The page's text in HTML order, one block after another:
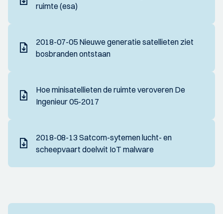
ruimte (esa)
2018-07-05 Nieuwe generatie satellieten ziet
bosbranden ontstaan
Hoe minisatellieten de ruimte veroveren De
Ingenieur 05-2017
2018-08-13 Satcom-sytemen lucht- en
scheepvaart doelwit IoT malware